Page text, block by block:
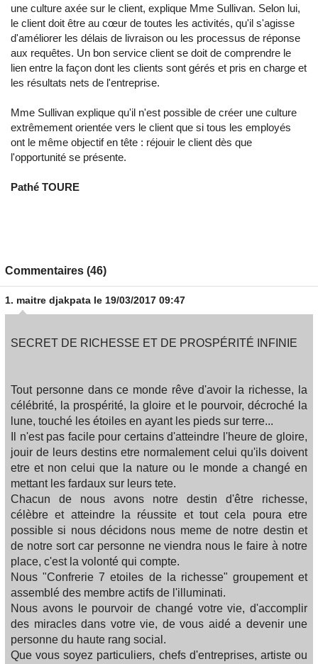
une culture axée sur le client, explique Mme Sullivan. Selon lui,
le client doit être au cœur de toutes les activités, qu'il s'agisse
d'améliorer les délais de livraison ou les processus de réponse
aux requêtes. Un bon service client se doit de comprendre le
lien entre la façon dont les clients sont gérés et pris en charge et
les résultats nets de l'entreprise.
Mme Sullivan explique qu'il n'est possible de créer une culture
extrêmement orientée vers le client que si tous les employés
ont le même objectif en tête : réjouir le client dès que
l'opportunité se présente.
Pathé TOURE
Commentaires (46)
1. maitre djakpata le 19/03/2017 09:47
SECRET DE RICHESSE ET DE PROSPÉRITÉ INFINIE
Tout personne dans ce monde rêve d'avoir la richesse, la
célébrité, la prospérité, la gloire et le pourvoir, décroché la
lune, touché les étoiles en ayant les pieds sur terre...
Il n'est pas facile pour certains d'atteindre l'heure de gloire,
jouir de leurs destins etre normalement celui qu'ils doivent
etre et non celui que la nature ou le monde a changé en
mettant les fardaux sur leurs tete.
Chacun de nous avons notre destin d'être richesse,
célèbre et atteindre la réussite et tout cela poura etre
possible si nous décidons nous meme de notre destin et
de notre sort car personne ne viendra nous le faire à notre
place, c'est la volonté qui compte.
Nous "Confrerie 7 etoiles de la richesse" groupement et
assemblé des membre actifs de l'illuminati.
Nous avons le pourvoir de changé votre vie, d'accomplir
des miracles dans votre vie, de vous aidé a devenir une
personne du haute rang social.
Que vous soyez particuliers, chefs d'entreprises, artiste ou